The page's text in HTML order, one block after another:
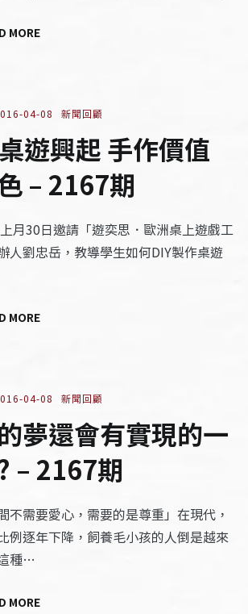
MORE
04-08 新聞回顧
遊興起 手作價值
– 2167期
月30日邀請「遊奕思．歐洲桌上遊戲工
人劉忠岳，教導學生如何DIY製作桌遊
MORE
04-08 新聞回顧
夢還會有實現的一
– 2167期
不需要愛心，需要的是尊重」在現代，
例逐年下降，飼養毛小孩的人倒是越來
種…
MORE